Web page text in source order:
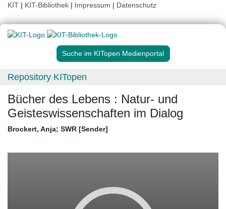
KIT | KIT-Bibliothek | Impressum | Datenschutz
Suche im KITopen Medienportal
Repository KITopen
Bücher des Lebens : Natur- und
Geisteswissenschaften im Dialog
Brockert, Anja; SWR [Sender]